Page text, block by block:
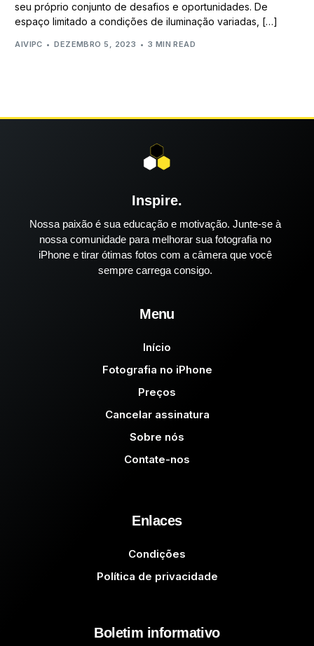
seu próprio conjunto de desafios e oportunidades. De
espaço limitado a condições de iluminação variadas, […]
AIVIPC DEZEMBRO 5, 2023 3 MIN READ
Inspire.
Nossa paixão é sua educação e motivação. Junte-se à
nossa comunidade para melhorar sua fotografia no
iPhone e tirar ótimas fotos com a câmera que você
sempre carrega consigo.
Menu
Início
Fotografia no iPhone
Preços
Cancelar assinatura
Sobre nós
Contate-nos
Enlaces
Condições
Política de privacidade
Boletim informativo